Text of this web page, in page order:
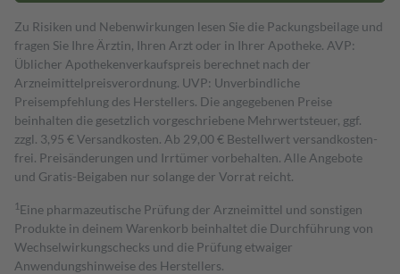
Zu Risiken und Nebenwirkungen lesen Sie die Packungsbeilage und
fragen Sie Ihre Ärztin, Ihren Arzt oder in Ihrer Apotheke. AVP:
Üblicher Apothekenverkaufspreis berechnet nach der
Arzneimittelpreisverordnung. UVP: Unverbindliche
Preisempfehlung des Herstellers. Die angegebenen Preise
beinhalten die gesetzlich vorgeschriebene Mehrwertsteuer, ggf.
zzgl. 3,95 € Versandkosten. Ab 29,00 € Bestell­wert versand­kosten­
frei. Preisänderungen und Irrtümer vorbehalten. Alle Angebote
und Gratis-Beigaben nur solange der Vorrat reicht.
1 Eine pharmazeutische Prüfung der Arzneimittel und sonstigen
Produkte in deinem Warenkorb beinhaltet die Durchführung von
Wechselwirkungschecks und die Prüfung etwaiger
Anwendungshinweise des Herstellers.